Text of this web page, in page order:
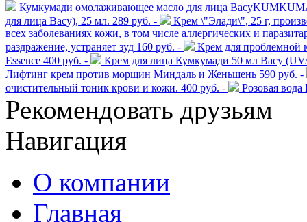
Кумкумади омолаживающее масло для лица
для лица Васу), 25 мл. 289 руб. -
Крем \"Элади\", 25 г,
всех заболеваниях кожи, в том числе аллергических и
раздражение, устраняет зуд 160 руб. -
Крем для проблемной
Essence 400 руб. -
Крем для лица Кумкумади 50 мл Васу
Лифтинг крем против морщин Миндаль и Женьшень 590 руб. -
очистительный тоник крови и кожи. 400 руб. - Розовая
Рекомендовать друзьям
Навигация
О компании
Главная